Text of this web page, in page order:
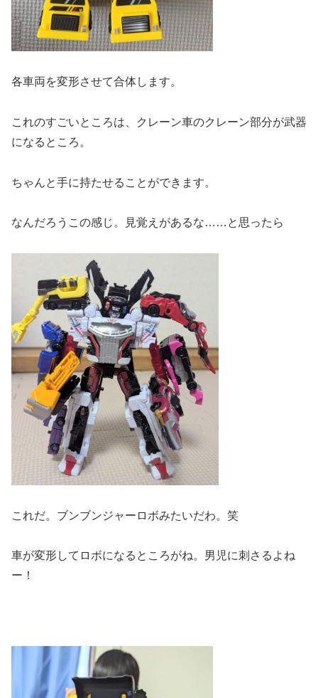
各車両を変形させて合体します。
これのすごいところは、クレーン車のクレーン部分が武器
になるところ。
ちゃんと手に持たせることができます。
なんだろうこの感じ。見覚えがあるな……と思ったら
これだ。ブンブンジャーロボみたいだわ。笑
車が変形してロボになるところがね。男児に刺さるよね
ー！